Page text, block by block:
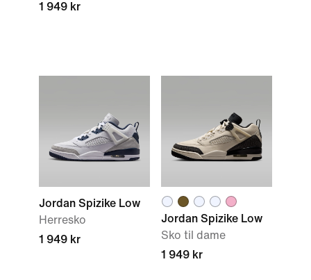
1 949 kr
Jordan Spizike Low
Herresko
1 949 kr
Jordan Spizike Low
Sko til dame
1 949 kr